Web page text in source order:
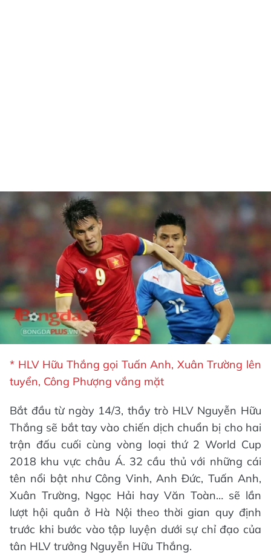
* HLV Hữu Thắng gọi Tuấn Anh, Xuân Trường lên
tuyển, Công Phượng vắng mặt
Bắt đầu từ ngày 14/3, thầy trò HLV Nguyễn Hữu
Thắng sẽ bắt tay vào chiến dịch chuẩn bị cho hai
trận đấu cuối cùng vòng loại thứ 2 World Cup
2018 khu vực châu Á. 32 cầu thủ với những cái
tên nổi bật như Công Vinh, Anh Đức, Tuấn Anh,
Xuân Trường, Ngọc Hải hay Văn Toàn… sẽ lần
lượt hội quân ở Hà Nội theo thời gian quy định
trước khi bước vào tập luyện dưới sự chỉ đạo của
tân HLV trưởng Nguyễn Hữu Thắng.